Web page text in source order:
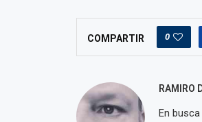
COMPARTIR 0
RAMIRO
En